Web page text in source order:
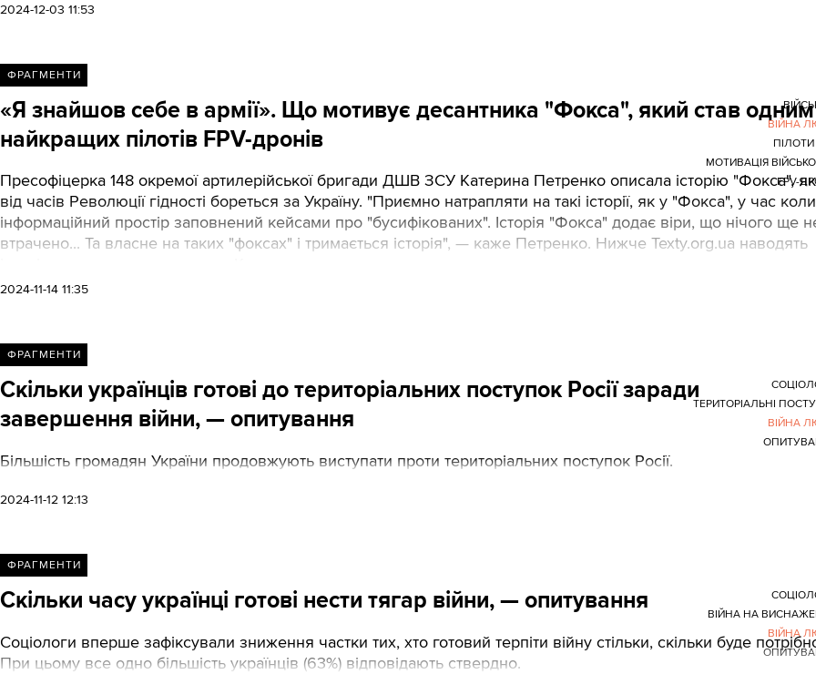
2024-12-03 11:53
ФРАГМЕНТИ
«Я знайшов себе в армії». Що мотивує десантника "Фокса", який став
найкращих пілотів FPV-дронів
Пресофіцерка 148 окремої артилерійської бригади ДШВ ЗСУ Катерина Петренко описала історію "Фокса",
від часів Революції гідності бореться за Україну. "Приємно натрапляти на такі історії, як у "Фокса", у час коли
інформаційний простір заповнений кейсами про "бусифікованих". Історія "Фокса" додає віри, що нічого ще
втрачено... Та власне на таких "фоксах" і тримається історія", — каже Петренко. Нижче Texty.org.ua наводять
2024-11-14 11:35
ВІЙНА
МОТИВАЦІЯ
FPV-
ФРАГМЕНТИ
Скільки українців готові до територіальних поступок Росії заради
завершення війни, — опитування
Більшість громадян України продовжують виступати проти територіальних поступок Росії.
2024-11-12 12:13
ТЕРИТОРІАЛЬНІ
ВІЙНА
ФРАГМЕНТИ
Скільки часу українці готові нести тягар війни, — опитування
Соціологи вперше зафіксували зниження частки тих, хто готовий терпіти війну стільки, скільки буде
При цьому все одно більшість українців (63%) відповідають ствердно.
ВІЙНА НА
ВІЙНА